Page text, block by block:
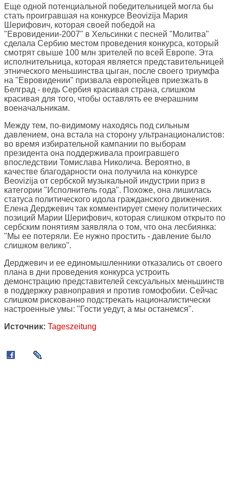
Еще одной потенциальной победительницей могла бы
стать проигравшая на конкурсе Beovizija Мария
Шерифович, которая своей победой на
"Евровидении-2007" в Хельсинки с песней "Молитва"
сделала Сербию местом проведения конкурса, который
смотрят свыше 100 млн зрителей по всей Европе. Эта
исполнительница, которая является представительницей
этнического меньшинства цыган, после своего триумфа
на "Евровидении" призвала европейцев приезжать в
Белград - ведь Сербия красивая страна, слишком
красивая для того, чтобы оставлять ее вчерашним
военачальникам.
Между тем, по-видимому находясь под сильным
давлением, она встала на сторону ультранационалистов:
во время избирательной кампании по выборам
президента она поддерживала проигравшего
впоследствии Томислава Николича. Вероятно, в
качестве благодарности она получила на конкурсе
Beovizija от сербской музыкальной индустрии приз в
категории "Исполнитель года". Похоже, она лишилась
статуса политического идола гражданского движения.
Елена Дерджевич так комментирует смену политических
позиций Марии Шерифович, которая слишком открыто по
сербским понятиям заявляла о том, что она лесбиянка:
"Мы ее потеряли. Ее нужно простить - давление было
слишком велико".
Дерджевич и ее единомышленники отказались от своего
плана в дни проведения конкурса устроить
демонстрацию представителей сексуальных меньшинств
в поддержку равноправия и против гомофобии. Сейчас
слишком рискованно подстрекать националистически
настроенные умы: "Гости уедут, а мы останемся".
Источник: Tageszeitung